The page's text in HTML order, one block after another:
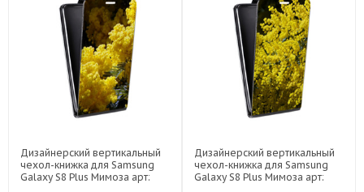
Дизайнерский вертикальный
чехол-книжка для Samsung
Galaxy S8 Plus Мимоза арт:
Дизайнерский вертикальный
чехол-книжка для Samsung
Galaxy S8 Plus Мимоза арт: